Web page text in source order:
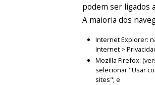
podem ser ligados
A maioria dos
Internet Explorer:
Internet >
Mozilla Firefox:
selecionar "Usar
sites"; e